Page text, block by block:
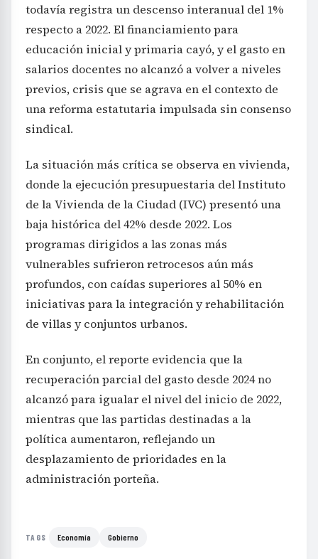
todavía registra un descenso interanual del 1%
respecto a 2022. El financiamiento para
educación inicial y primaria cayó, y el gasto en
salarios docentes no alcanzó a volver a niveles
previos, crisis que se agrava en el contexto de
una reforma estatutaria impulsada sin consenso
sindical.
La situación más crítica se observa en vivienda,
donde la ejecución presupuestaria del Instituto
de la Vivienda de la Ciudad (IVC) presentó una
baja histórica del 42% desde 2022. Los
programas dirigidos a las zonas más
vulnerables sufrieron retrocesos aún más
profundos, con caídas superiores al 50% en
iniciativas para la integración y rehabilitación
de villas y conjuntos urbanos.
En conjunto, el reporte evidencia que la
recuperación parcial del gasto desde 2024 no
alcanzó para igualar el nivel del inicio de 2022,
mientras que las partidas destinadas a la
política aumentaron, reflejando un
desplazamiento de prioridades en la
administración porteña.
TAGS Economía Gobierno